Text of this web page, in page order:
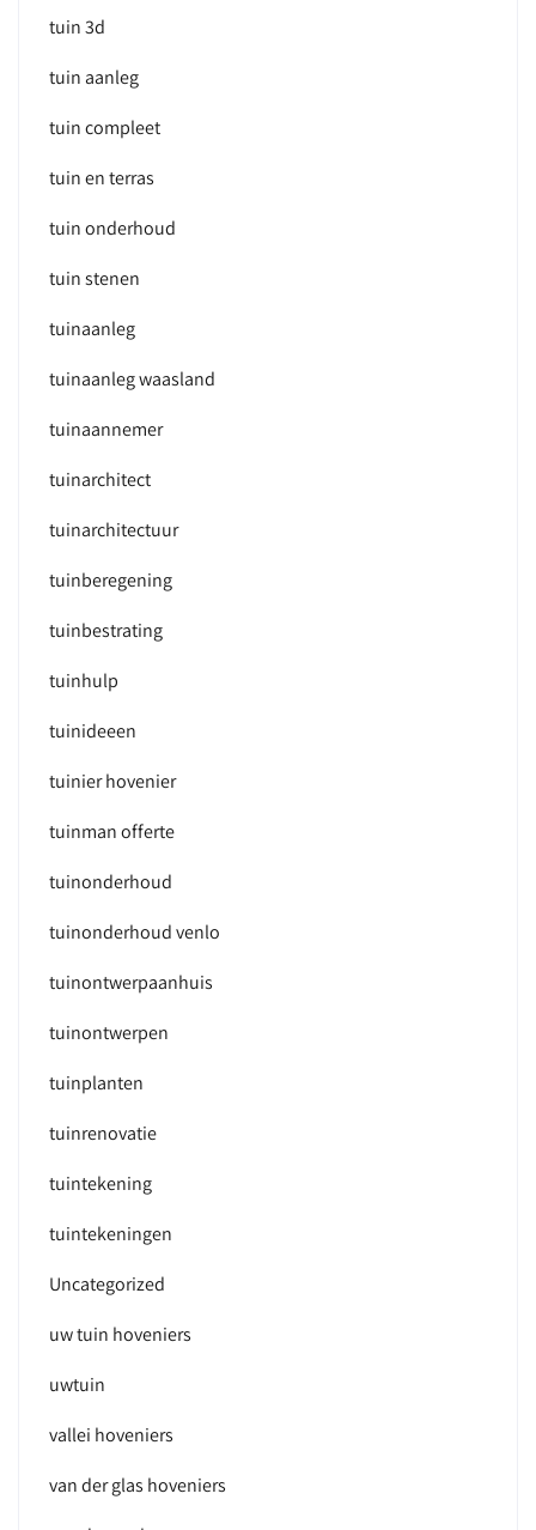
tuin 3d
tuin aanleg
tuin compleet
tuin en terras
tuin onderhoud
tuin stenen
tuinaanleg
tuinaanleg waasland
tuinaannemer
tuinarchitect
tuinarchitectuur
tuinberegening
tuinbestrating
tuinhulp
tuinideeen
tuinier hovenier
tuinman offerte
tuinonderhoud
tuinonderhoud venlo
tuinontwerpaanhuis
tuinontwerpen
tuinplanten
tuinrenovatie
tuintekening
tuintekeningen
Uncategorized
uw tuin hoveniers
uwtuin
vallei hoveniers
van der glas hoveniers